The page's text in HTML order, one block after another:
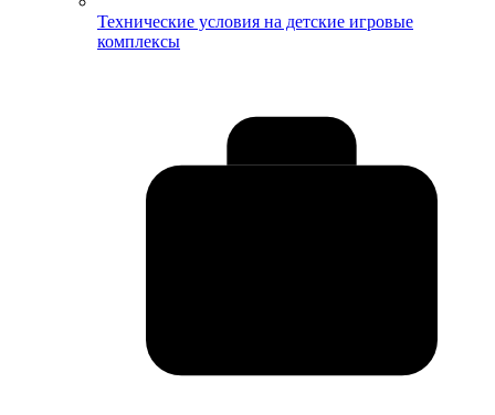
Технические условия на детские игровые
комплексы